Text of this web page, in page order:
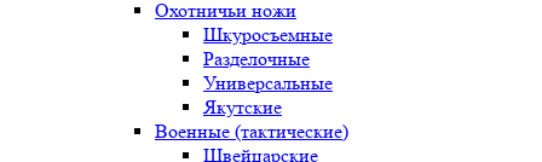
Охотничьи ножи
Шкуросъемные
Разделочные
Универсальные
Якутские
Военные (тактические)
Швейцарские